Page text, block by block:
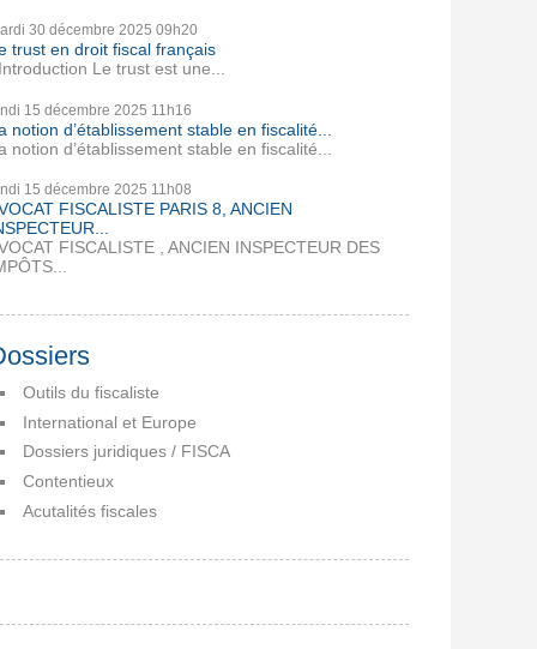
30 décembre 2025 09h20
trust en droit fiscal français
Le trust est une...
15 décembre 2025 11h16
notion d’établissement stable en fiscalité...
notion d’établissement stable en fiscalité...
15 décembre 2025 11h08
FISCALISTE PARIS 8, ANCIEN
FISCALISTE , ANCIEN INSPECTEUR DES
Outils du fiscaliste
International et Europe
Dossiers juridiques / FISCA
Contentieux
Acutalités fiscales